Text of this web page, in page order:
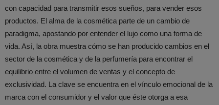
con capacidad para transmitir esos sueños, para vender esos
productos. El alma de la cosmética parte de un cambio de
paradigma, apostando por entender el lujo como una forma de
vida. Así, la obra muestra cómo se han producido cambios en el
sector de la cosmética y de la perfumería para encontrar el
equilibrio entre el volumen de ventas y el concepto de
exclusividad. La clave se encuentra en el vínculo emocional de la
marca con el consumidor y el valor que éste otorga a esa